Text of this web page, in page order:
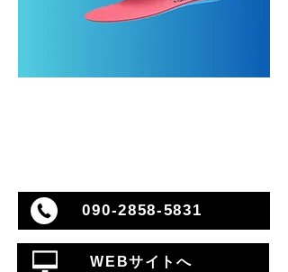
090-2858-5831
WEBサイトへ